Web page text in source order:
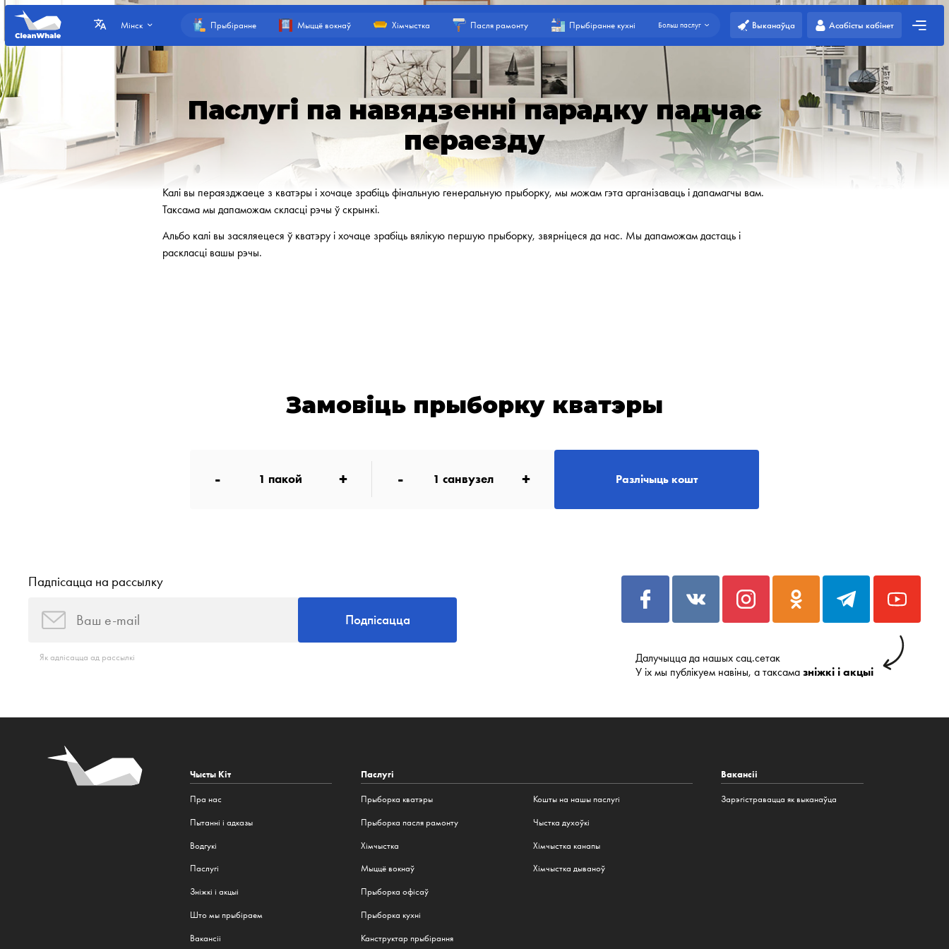
Мінск Прыбіранне Мыццё вокнаў Хімчыстка Пасля рамонту Прыбіранне кухні Больш паслуг Выканаўца Асабісты кабінет
Паслугі па навядзенні парадку падчас
пераезду
Калі вы пераязджаеце з кватэры і хочаце зрабіць фінальную генеральную прыборку, мы можам гэта арганізаваць і дапамагчы вам.
Таксама мы дапаможам скласці рэчы ў скрынкі.
Альбо калі вы засяляецеся ў кватэру і хочаце зрабіць вялікую першую прыборку, звярніцеся да нас. Мы дапаможам дастаць і
раскласці вашы рэчы.
Замовіць прыборку кватэры
- 1 пакой + - 1 санвузел + Разлічыць кошт
Падпісацца на рассылку
Подпісацца
Як адпісацца ад рассылкі
Далучыцца да нашых сац.сетак
У іх мы публікуем навіны, а таксама зніжкі і акцыі
Чысты Кіт
Пра нас
Пытанні і адказы
Водгукі
Паслугі
Зніжкі і акцыі
Што мы прыбіраем
Вакансіі
Паслугі
Прыборка кватэры
Прыборка пасля рамонту
Хімчыстка
Мыццё вокнаў
Прыборка офісаў
Прыборка кухні
Канструктар прыбірання
Кошты на нашы паслугі
Чыстка духоўкі
Хімчыстка канапы
Хімчыстка дываноў
Вакансіі
Зарэгістравацца як выканаўца